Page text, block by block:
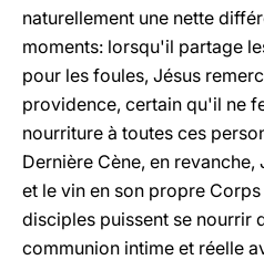
naturellement une nette
moments: lorsqu'il partage
pour les foules, Jésus
providence, certain qu'il ne
nourriture à toutes ces
Dernière Cène, en
et le vin en son propre
disciples puissent se nourrir
communion intime et réelle